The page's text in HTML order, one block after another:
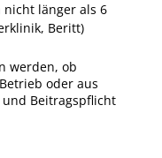
länger als 6
Beritt)
werden, ob
oder aus
Beitragspflicht